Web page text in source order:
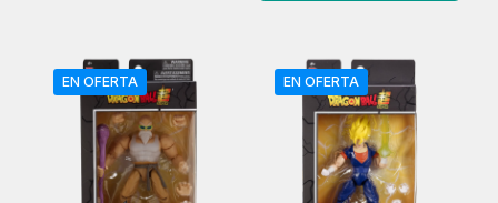
EN OFERTA EN OFERTA